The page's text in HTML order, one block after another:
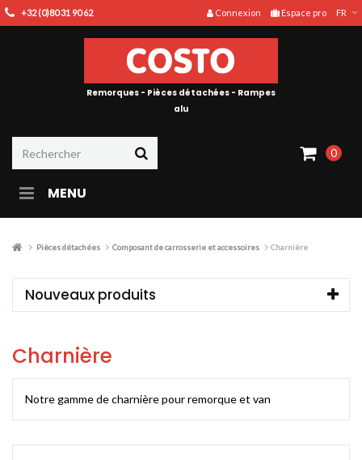
FR
Espace pro
Connexion
+32 (0)80 31 90 62
Remorques - Pièces détachées - Rampes
alu
0
MENU
Pièces détachées Composant de carrosserie et accessoires Charnière
Nouveaux produits
Charnière
Notre gamme de charnière pour remorque et van